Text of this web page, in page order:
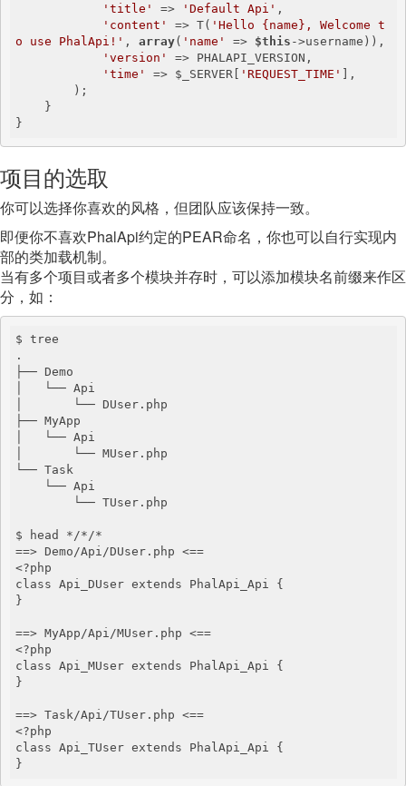
'title'
=> 'Default Api' ,
'content'
=> T( 'Hello {name}, Welcome t
o use PhalApi!' , array( 'name' => $this ->username)),
'version'
=> PHALAPI_VERSION,
'time'
=> $_SERVER[ 'REQUEST_TIME'
],
}
项目的选取
你可以选择你喜欢的风格，但团队应该保持一致。
即便你不喜欢PhalApi约定的PEAR命名，你也可以自行实现内
部的类加载机制。
当有多个项目或者多个模块并存时，可以添加模块名前缀来作区
分，如：
$ tree
.
├── Demo
│   └── Api
│       └── DUser.php
├── MyApp
│   └── Api
│       └── MUser.php
└── Task
$ head */*/*
==> Demo/Api/DUser.php <==
<?php
class Api_DUser extends PhalApi_Api {
}
==> MyApp/Api/MUser.php <==
<?php
class Api_MUser extends PhalApi_Api {
}
==> Task/Api/TUser.php <==
<?php
class Api_TUser extends PhalApi_Api {
}